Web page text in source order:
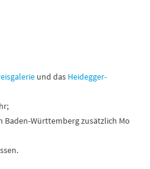
und das Heidegger-
Baden-Württemberg zusätzlich Mo